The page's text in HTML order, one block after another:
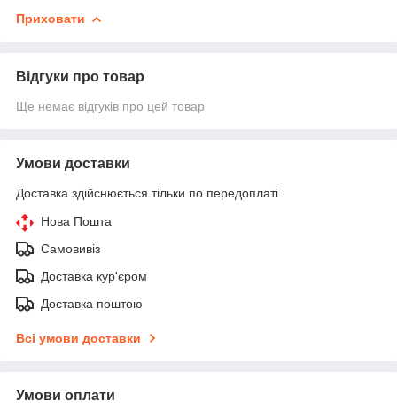
Приховати
Відгуки про товар
Ще немає відгуків про цей товар
Умови доставки
Доставка здійснюється тільки по передоплаті.
Нова Пошта
Самовивіз
Доставка кур'єром
Доставка поштою
Всі умови доставки
Умови оплати